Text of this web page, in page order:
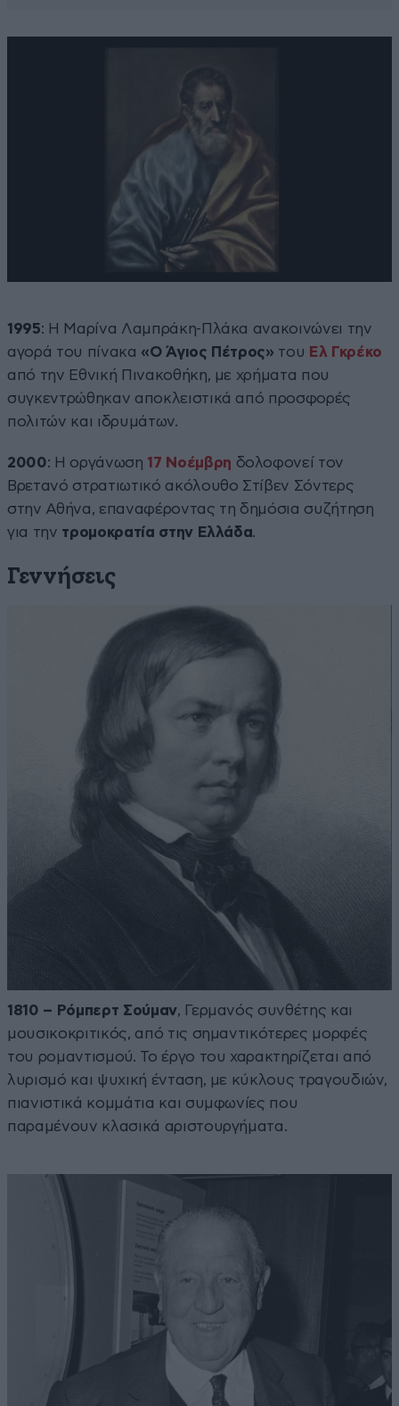
1995: Η Μαρίνα Λαμπράκη-Πλάκα ανακοινώνει την
αγορά του πίνακα «Ο Άγιος Πέτρος» του Ελ Γκρέκο
από την Εθνική Πινακοθήκη, με χρήματα που
συγκεντρώθηκαν αποκλειστικά από προσφορές
πολιτών και ιδρυμάτων.
2000: Η οργάνωση 17 Νοέμβρη δολοφονεί τον
Βρετανό στρατιωτικό ακόλουθο Στίβεν Σόντερς
στην Αθήνα, επαναφέροντας τη δημόσια συζήτηση
για την τρομοκρατία στην Ελλάδα.
Γεννήσεις
1810 – Ρόμπερτ Σούμαν, Γερμανός συνθέτης και
μουσικοκριτικός, από τις σημαντικότερες μορφές
του ρομαντισμού. Το έργο του χαρακτηρίζεται από
λυρισμό και ψυχική ένταση, με κύκλους τραγουδιών,
πιανιστικά κομμάτια και συμφωνίες που
παραμένουν κλασικά αριστουργήματα.